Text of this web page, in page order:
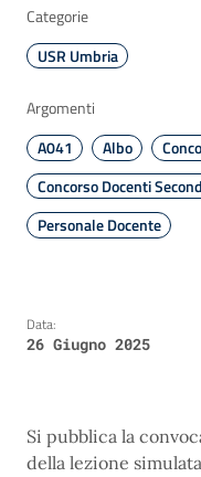
Categorie
USR Umbria
Argomenti
A041
Albo
Concorso Docenti
Personale Docente
Data:
26 Giugno 2025
Si pubblica la
della lezione